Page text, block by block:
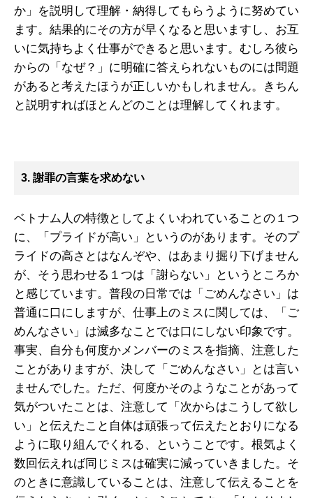
か」を説明して理解・納得してもらうように努めてい
ます。結果的にその方が早くなると思いますし、お互
いに気持ちよく仕事ができると思います。むしろ彼ら
からの「なぜ？」に明確に答えられないものには問題
があると考えたほうが正しいかもしれません。きちん
と説明すればほとんどのことは理解してくれます。
3. 謝罪の言葉を求めない
ベトナム人の特徴としてよくいわれていることの１つ
に、「プライドが高い」というのがあります。そのプ
ライドの高さとはなんぞや、はあまり掘り下げません
が、そう思わせる１つは「謝らない」というところか
と感じています。普段の日常では「ごめんなさい」は
普通に口にしますが、仕事上のミスに関しては、「ご
めんなさい」は滅多なことでは口にしない印象です。
事実、自分も何度かメンバーのミスを指摘、注意した
ことがありますが、決して「ごめんなさい」とは言い
ませんでした。ただ、何度かそのようなことがあって
気がついたことは、注意して「次からはこうして欲し
い」と伝えたこと自体は頑張って伝えたとおりになる
ように取り組んでくれる、ということです。根気よく
数回伝えれば同じミスは確実に減っていきました。そ
のときに意識していることは、注意して伝えることを